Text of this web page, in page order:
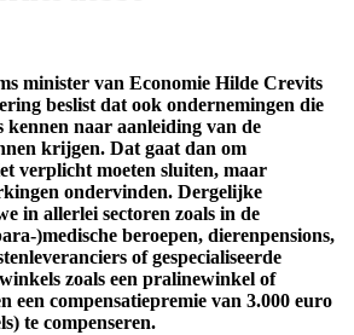
minister van Economie Hilde Crevits
beslist dat ook ondernemingen die
kennen naar aanleiding van de
krijgen. Dat gaat dan om
verplicht moeten sluiten, maar
ondervinden. Dergelijke
in allerlei sectoren zoals in de
)medische beroepen, dierenpensions,
of gespecialiseerde
zoals een pralinewinkel of
compensatiepremie van 3.000 euro
te compenseren.